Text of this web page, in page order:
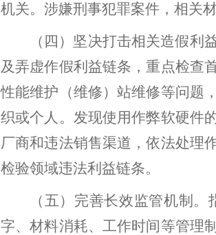
机关。 涉嫌刑事犯罪案件，相关
（ 四）坚决打击相关造假利
及弄虚作假利益链条，重点检查
性能维护（维修）站维修等问题
织或个人 。 发现使用作弊软硬件
厂商和违法销售渠道，依法处理
检验领域违法利益链条。
（ 五）完善长效监管机制 。
字、材料消耗、工作时间等管理